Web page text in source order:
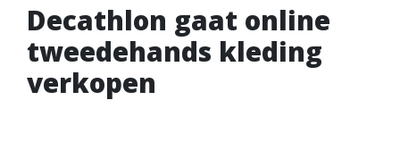
Decathlon gaat online
tweedehands kleding
verkopen